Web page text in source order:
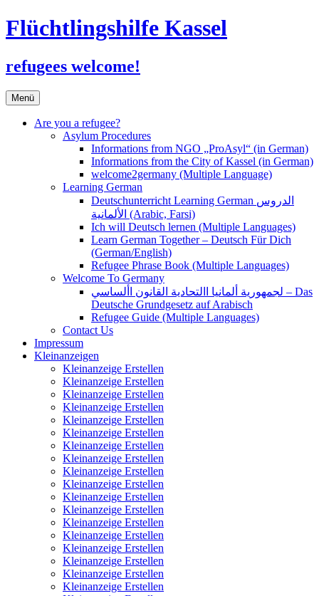
Flüchtlingshilfe Kassel
refugees welcome!
Menü Zum
Inhalt
springen
Are you a refugee?
Asylum Procedures
Informations from NGO „ProAsyl“ (in German)
Informations from the City of Kassel (in German)
welcome2germany (Multiple Language)
Learning German
Deutschunterricht Learning German الدروس
الألمانية (Arabic, Farsi)
Ich will Deutsch lernen (Multiple Languages)
Learn German Together – Deutsch Für Dich
(German/English)
Refugee Phrase Book (Multiple Languages)
Welcome To Germany
لجمهورية ألمانيا االتحادية القانون األساسي – Das
Deutsche Grundgesetz auf Arabisch
Refugee Guide (Multiple Languages)
Contact Us
Impressum
Kleinanzeigen
Kleinanzeige Erstellen
Kleinanzeige Erstellen
Kleinanzeige Erstellen
Kleinanzeige Erstellen
Kleinanzeige Erstellen
Kleinanzeige Erstellen
Kleinanzeige Erstellen
Kleinanzeige Erstellen
Kleinanzeige Erstellen
Kleinanzeige Erstellen
Kleinanzeige Erstellen
Kleinanzeige Erstellen
Kleinanzeige Erstellen
Kleinanzeige Erstellen
Kleinanzeige Erstellen
Kleinanzeige Erstellen
Kleinanzeige Erstellen
Kleinanzeige Erstellen